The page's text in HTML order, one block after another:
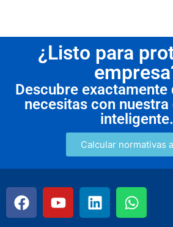
¿Listo para
Descubre
necesitas con
inteligente.
Calcular normativas